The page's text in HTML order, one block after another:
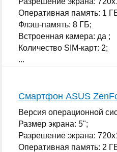
Оперативная память: 1
Флэш-память: 8 ГБ;
Встроенная камера: да ;
Количество SIM-карт: 2;
...
Смартфон ASUS
Версия операционной
Размер экрана: 5";
Разрешение экрана:
Оперативная память: 2